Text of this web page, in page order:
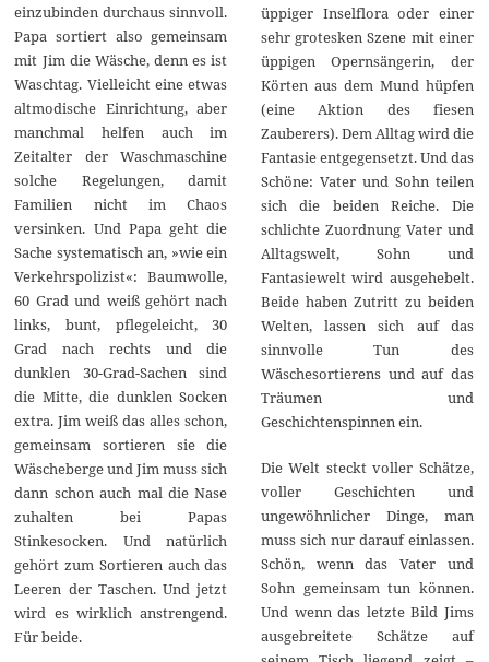
einzubinden durchaus sinnvoll.
Papa sortiert also gemeinsam
mit Jim die Wäsche, denn es ist
Waschtag. Vielleicht eine etwas
altmodische Einrichtung, aber
manchmal helfen auch im
Zeitalter der Waschmaschine
solche Regelungen, damit
Familien nicht im Chaos
versinken. Und Papa geht die
Sache systematisch an, »wie ein
Verkehrspolizist«: Baumwolle,
60 Grad und weiß gehört nach
links, bunt, pflegeleicht, 30
Grad nach rechts und die
dunklen 30-Grad-Sachen sind
die Mitte, die dunklen Socken
extra. Jim weiß das alles schon,
gemeinsam sortieren sie die
Wäscheberge und Jim muss sich
dann schon auch mal die Nase
zuhalten bei Papas
Stinkesocken. Und natürlich
gehört zum Sortieren auch das
Leeren der Taschen. Und jetzt
wird es wirklich anstrengend.
Für beide.
üppiger Inselflora oder einer
sehr grotesken Szene mit einer
üppigen Opernsängerin, der
Körten aus dem Mund hüpfen
(eine Aktion des fiesen
Zauberers). Dem Alltag wird die
Fantasie entgegensetzt. Und das
Schöne: Vater und Sohn teilen
sich die beiden Reiche. Die
schlichte Zuordnung Vater und
Alltagswelt, Sohn und
Fantasiewelt wird ausgehebelt.
Beide haben Zutritt zu beiden
Welten, lassen sich auf das
sinnvolle Tun des
Wäschesortierens und auf das
Träumen und
Geschichtenspinnen ein.
Die Welt steckt voller Schätze,
voller Geschichten und
ungewöhnlicher Dinge, man
muss sich nur darauf einlassen.
Schön, wenn das Vater und
Sohn gemeinsam tun können.
Und wenn das letzte Bild Jims
ausgebreitete Schätze auf